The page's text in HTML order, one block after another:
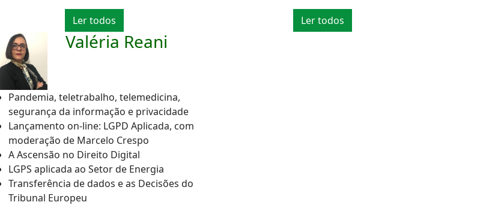
Ler todos Ler todos
Valéria Reani
Pandemia, teletrabalho, telemedicina,
segurança da informação e privacidade
Lançamento on-line: LGPD Aplicada, com
moderação de Marcelo Crespo
A Ascensão no Direito Digital
LGPS aplicada ao Setor de Energia
Transferência de dados e as Decisões do
Tribunal Europeu